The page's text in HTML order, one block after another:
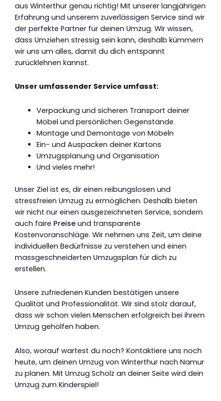
aus Winterthur genau richtig! Mit unserer langjährigen
Erfahrung und unserem zuverlässigen Service sind wir
der perfekte Partner für deinen Umzug. Wir wissen,
dass Umziehen stressig sein kann, deshalb kümmern
wir uns um alles, damit du dich entspannt
zurücklehnen kannst.
Unser umfassender Service umfasst:
Verpackung und sicheren Transport deiner
Möbel und persönlichen Gegenstände
Montage und Demontage von Möbeln
Ein- und Auspacken deiner Kartons
Umzugsplanung und Organisation
Und vieles mehr!
Unser Ziel ist es, dir einen reibungslosen und
stressfreien Umzug zu ermöglichen. Deshalb bieten
wir nicht nur einen ausgezeichneten Service, sondern
auch faire Preise und transparente
Kostenvoranschläge. Wir nehmen uns Zeit, um deine
individuellen Bedürfnisse zu verstehen und einen
massgeschneiderten Umzugsplan für dich zu
erstellen.
Unsere zufriedenen Kunden bestätigen unsere
Qualität und Professionalität. Wir sind stolz darauf,
dass wir schon vielen Menschen erfolgreich bei ihrem
Umzug geholfen haben.
Also, worauf wartest du noch? Kontaktiere uns noch
heute, um deinen Umzug von Winterthur nach Namur
zu planen. Mit Umzug Scholz an deiner Seite wird dein
Umzug zum Kinderspiel!